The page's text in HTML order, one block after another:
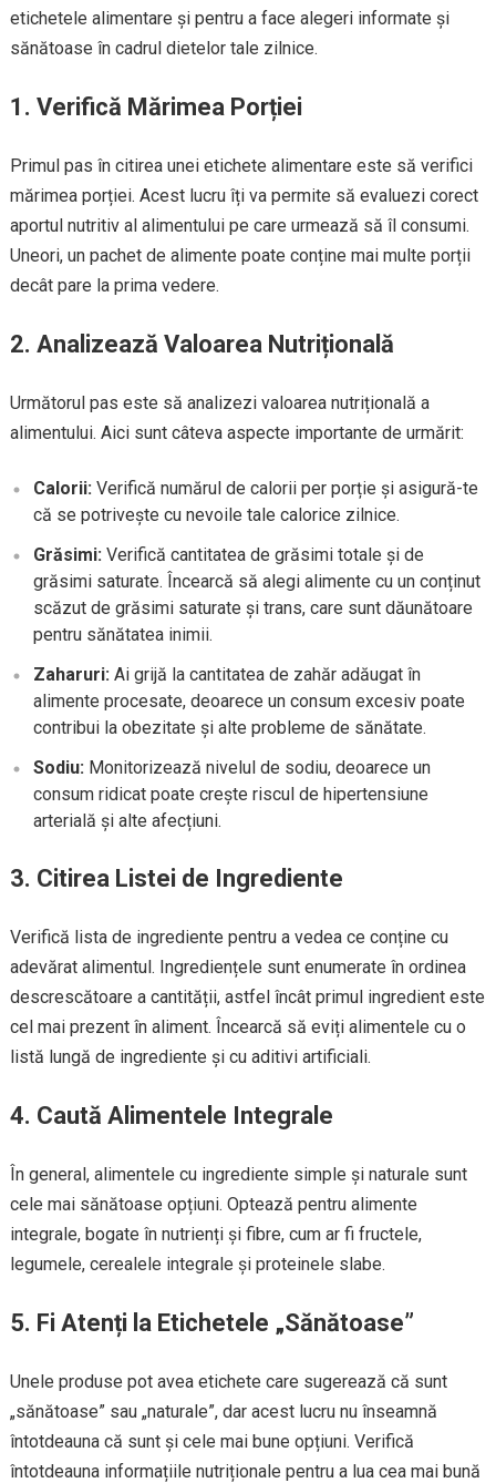
etichetele alimentare și pentru a face alegeri informate și
sănătoase în cadrul dietelor tale zilnice.
1. Verifică Mărimea Porției
Primul pas în citirea unei etichete alimentare este să verifici
mărimea porției. Acest lucru îți va permite să evaluezi corect
aportul nutritiv al alimentului pe care urmează să îl consumi.
Uneori, un pachet de alimente poate conține mai multe porții
decât pare la prima vedere.
2. Analizează Valoarea Nutrițională
Următorul pas este să analizezi valoarea nutrițională a
alimentului. Aici sunt câteva aspecte importante de urmărit:
Calorii: Verifică numărul de calorii per porție și asigură-te
că se potrivește cu nevoile tale calorice zilnice.
Grăsimi: Verifică cantitatea de grăsimi totale și de
grăsimi saturate. Încearcă să alegi alimente cu un conținut
scăzut de grăsimi saturate și trans, care sunt dăunătoare
pentru sănătatea inimii.
Zaharuri: Ai grijă la cantitatea de zahăr adăugat în
alimente procesate, deoarece un consum excesiv poate
contribui la obezitate și alte probleme de sănătate.
Sodiu: Monitorizează nivelul de sodiu, deoarece un
consum ridicat poate crește riscul de hipertensiune
arterială și alte afecțiuni.
3. Citirea Listei de Ingrediente
Verifică lista de ingrediente pentru a vedea ce conține cu
adevărat alimentul. Ingrediențele sunt enumerate în ordinea
descrescătoare a cantității, astfel încât primul ingredient este
cel mai prezent în aliment. Încearcă să eviți alimentele cu o
listă lungă de ingrediente și cu aditivi artificiali.
4. Caută Alimentele Integrale
În general, alimentele cu ingrediente simple și naturale sunt
cele mai sănătoase opțiuni. Optează pentru alimente
integrale, bogate în nutrienți și fibre, cum ar fi fructele,
legumele, cerealele integrale și proteinele slabe.
5. Fi Atenți la Etichetele „Sănătoase”
Unele produse pot avea etichete care sugerează că sunt
„sănătoase” sau „naturale”, dar acest lucru nu înseamnă
întotdeauna că sunt și cele mai bune opțiuni. Verifică
întotdeauna informațiile nutriționale pentru a lua cea mai bună